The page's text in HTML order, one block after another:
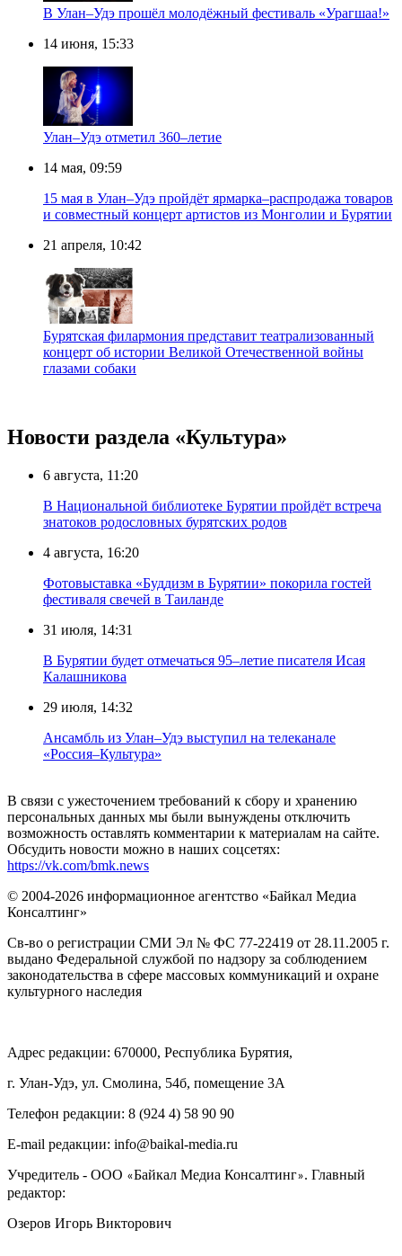
В Улан–Удэ прошёл молодёжный фестиваль «Урагшаа!»
14 июня, 15:33
Улан–Удэ отметил 360–летие
14 мая, 09:59
15 мая в Улан–Удэ пройдёт ярмарка–распродажа товаров
и совместный концерт артистов из Монголии и Бурятии
21 апреля, 10:42
Бурятская филармония представит театрализованный
концерт об истории Великой Отечественной войны
глазами собаки
Новости раздела «Культура»
6 августа, 11:20
В Национальной библиотеке Бурятии пройдёт встреча
знатоков родословных бурятских родов
4 августа, 16:20
Фотовыставка «Буддизм в Бурятии» покорила гостей
фестиваля свечей в Таиланде
31 июля, 14:31
В Бурятии будет отмечаться 95–летие писателя Исая
Калашникова
29 июля, 14:32
Ансамбль из Улан–Удэ выступил на телеканале
«Россия–Культура»
В связи с ужесточением требований к сбору и хранению
персональных данных мы были вынуждены отключить
возможность оставлять комментарии к материалам на сайте.
Обсудить новости можно в наших соцсетях:
https://vk.com/bmk.news
© 2004-2026 информационное агентство «Байкал Медиа
Консалтинг»
Св-во о регистрации СМИ Эл № ФС 77-22419 от 28.11.2005 г.
выдано Федеральной службой по надзору за соблюдением
законодательства в сфере массовых коммуникаций и охране
культурного наследия
Адрес редакции: 670000, Республика Бурятия,
г. Улан-Удэ, ул. Смолина, 54б, помещение 3А
Телефон редакции: ‎‎8 (924 4) 58 90 90
E-mail редакции: info@baikal-media.ru
Учредитель - ООО «Байкал Медиа Консалтинг». Главный
редактор:
Озеров Игорь Викторович